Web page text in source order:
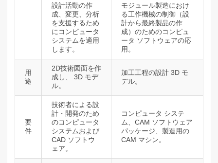
設計活動の作
成、変更、分析
を支援するため
にコンピュータ
システムを適用
します。
モジュール製造におけ
る工作機械の制御（設
計から最終製品の作
成）のためのコンピュ
ータ ソフトウェアの応
用。
用
途
2D技術図面を作
成し、 3D モデ
ル。
加工工程の設計 3D モ
デル。
要
件
技術者による設
計・開発のため
のコンピュータ
システムおよび
CAD ソフトウ
ェア。
コンピュータ システ
ム、CAM ソフトウェア
パッケージ、製造用の
CAM マシン。